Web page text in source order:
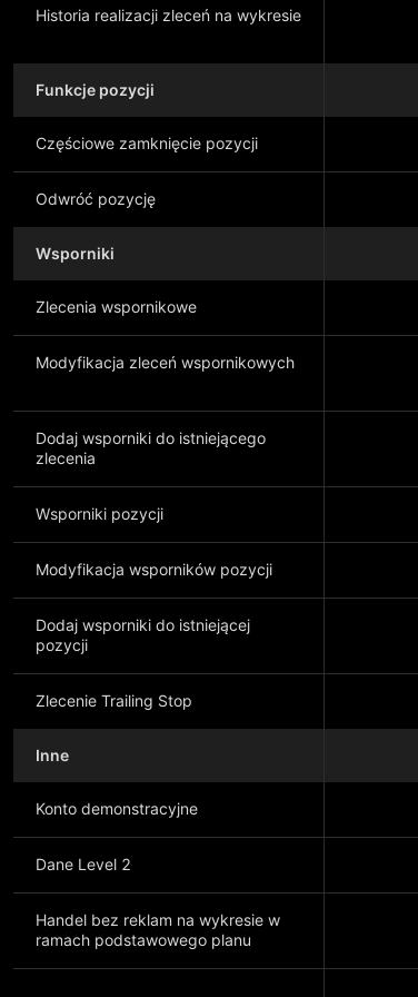
Historia realizacji zleceń na wykresie
Funkcje pozycji
Częściowe zamknięcie pozycji
Odwróć pozycję
Wsporniki
Zlecenia wspornikowe
Modyfikacja zleceń wspornikowych
Dodaj wsporniki do istniejącego
zlecenia
Wsporniki pozycji
Modyfikacja wsporników pozycji
Dodaj wsporniki do istniejącej
pozycji
Zlecenie Trailing Stop
Inne
Konto demonstracyjne
Dane Level 2
Handel bez reklam na wykresie w
ramach podstawowego planu